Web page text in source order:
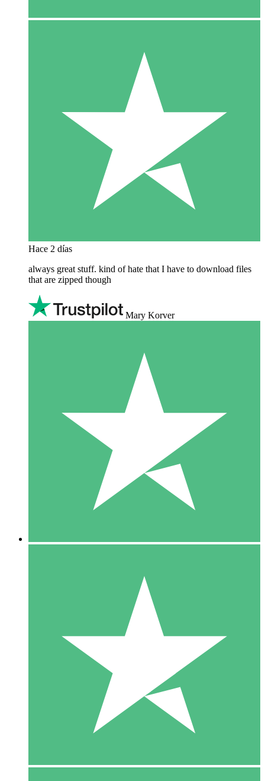
Hace 2 días
always great stuff. kind of hate that I have to download files
that are zipped though
Mary Korver